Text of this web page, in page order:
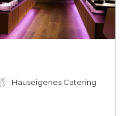
Hauseigenes Catering